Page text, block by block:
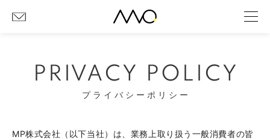
PRIVACY POLICY
プライバシーポリシー
MP株式会社（以下当社）は、業務上取り扱う一般消費者の皆